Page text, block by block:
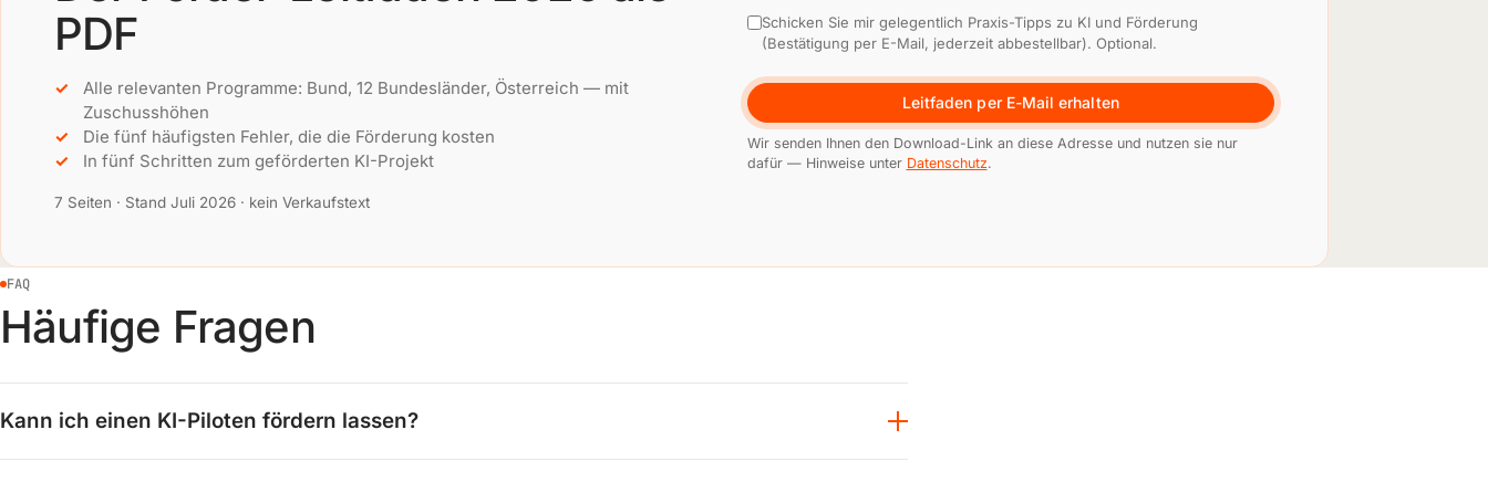
PDF
Alle relevanten Programme: Bund, 12 Bundesländer, Österreich — mit
Zuschusshöhen
Die fünf häufigsten Fehler, die die Förderung kosten
In fünf Schritten zum geförderten KI-Projekt
7 Seiten · Stand Juli 2026 · kein Verkaufstext
Schicken Sie mir gelegentlich Praxis-Tipps zu KI und Förderung
(Bestätigung per E-Mail, jederzeit abbestellbar). Optional.
Leitfaden per E-Mail erhalten
Wir senden Ihnen den Download-Link an diese Adresse und nutzen sie nur
dafür — Hinweise unter Datenschutz.
FAQ
Häufige Fragen
Kann ich einen KI-Piloten fördern lassen?